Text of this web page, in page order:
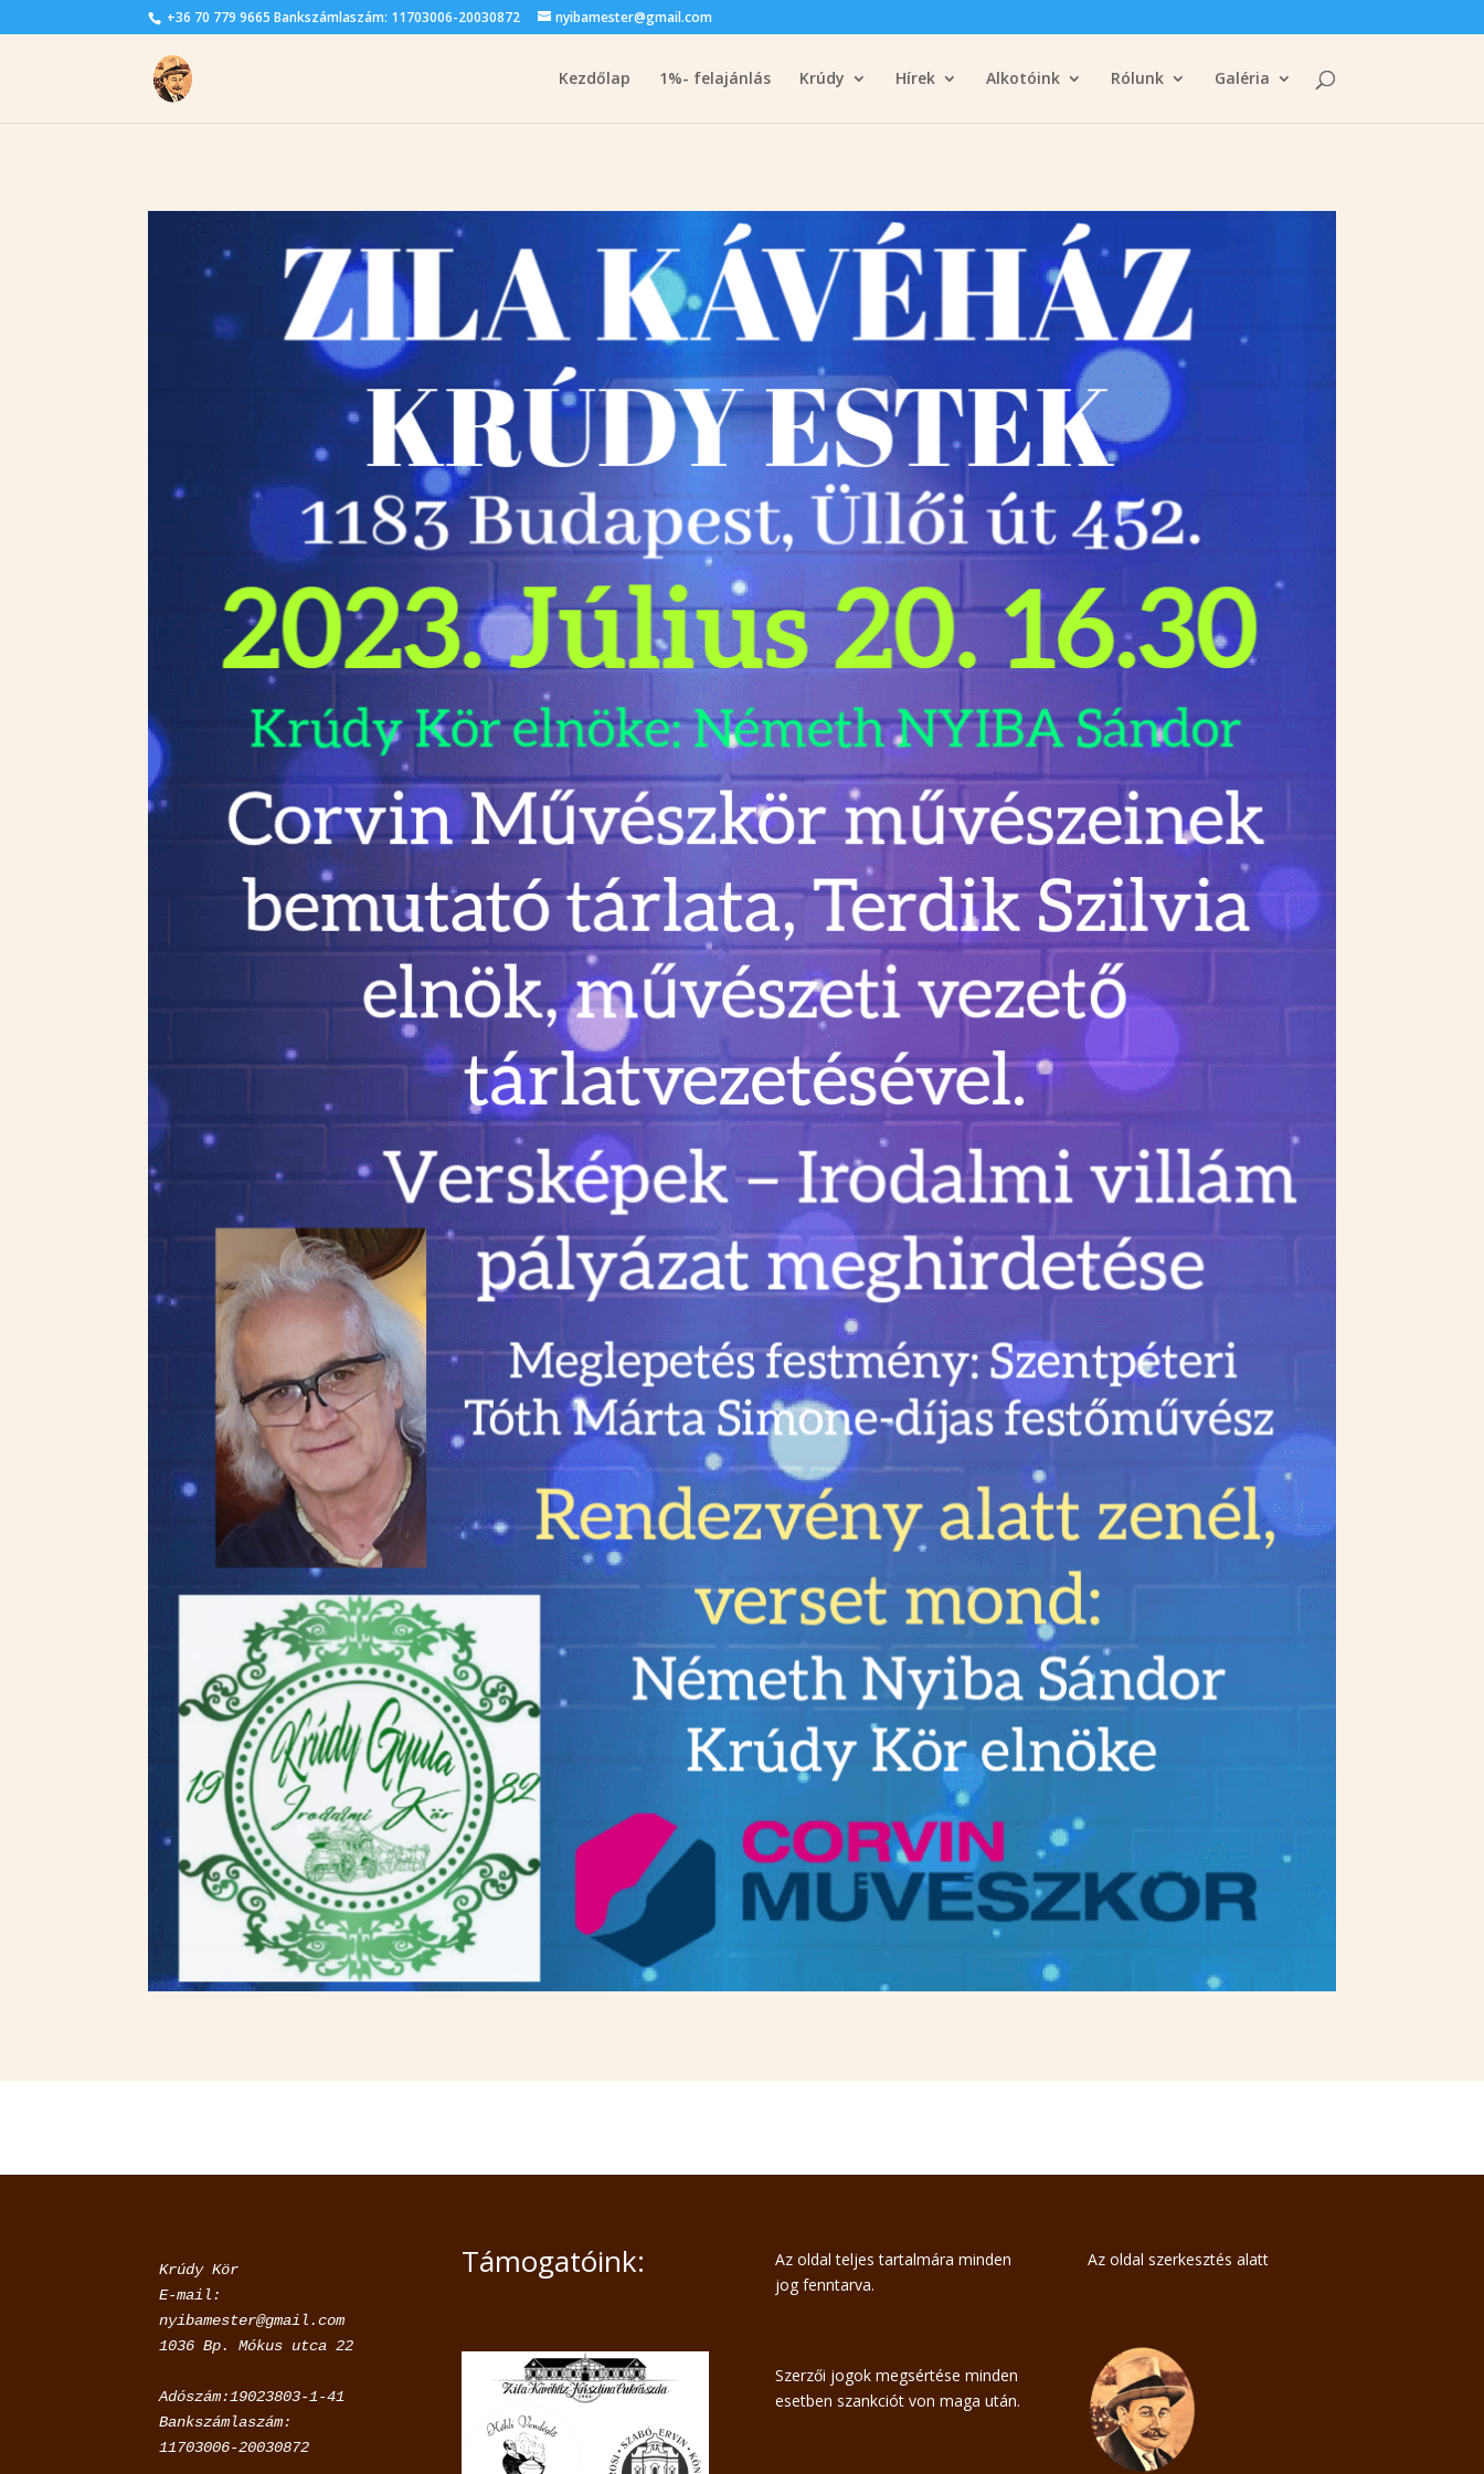
+36 70 779 9665 Bankszámlaszám: 11703006-20030872 nyibamester@gmail.com
Kezdőlap 1%- felajánlás Krúdy Hírek Alkotóink Rólunk Galéria
Krúdy Kör
E-mail:
nyibamester@gmail.com
Adószám:19023803-1-41
Bankszámlaszám:
11703006-20030872
Támogatóink:
Az oldal teljes tartalmára minden
jog fenntarva.
Szerzői jogok megsértése minden
esetben szankciót von maga után.
Az oldal szerkesztés alatt